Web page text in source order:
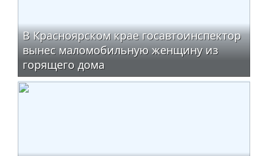
В Красноярском крае госавтоинспектор
вынес маломобильную женщину из
горящего дома